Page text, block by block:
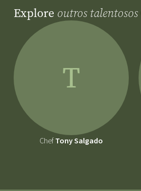
Explore outros talentosos
T
ChefTony Salgado